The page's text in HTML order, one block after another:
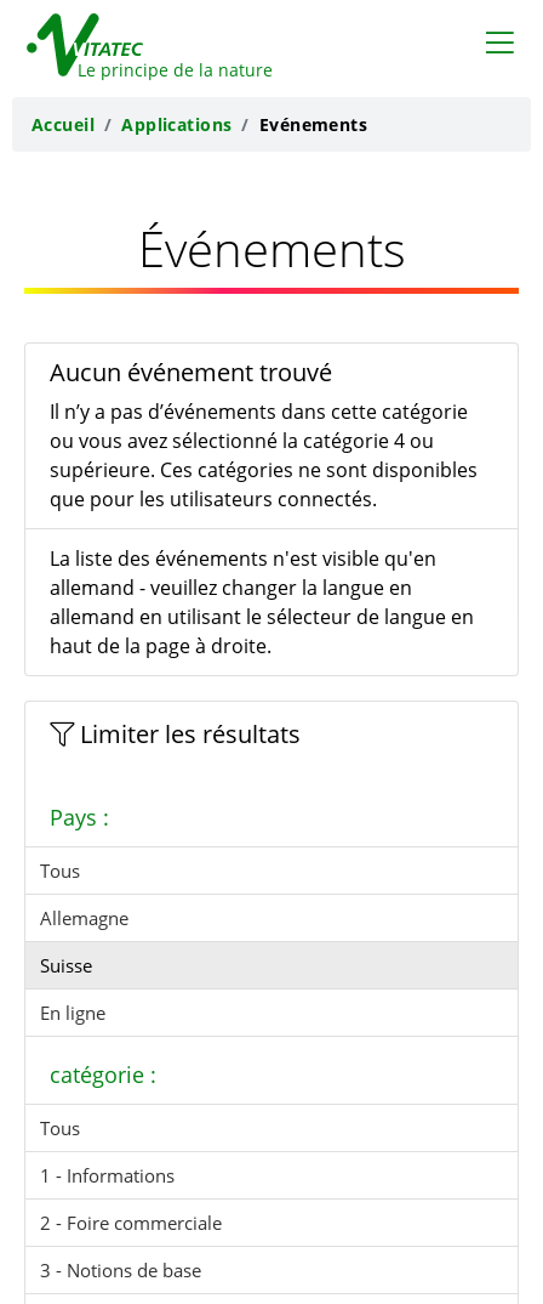
Le principe de la nature
Accueil Applications Evénements
Événements
Aucun événement trouvé
Il n’y a pas d’événements dans cette catégorie
ou vous avez sélectionné la catégorie 4 ou
supérieure. Ces catégories ne sont disponibles
que pour les utilisateurs connectés.
La liste des événements n'est visible qu'en
allemand - veuillez changer la langue en
allemand en utilisant le sélecteur de langue en
haut de la page à droite.
Limiter les résultats
Pays :
Tous
Allemagne
Suisse
En ligne
catégorie :
Tous
1 - Informations
2 - Foire commerciale
3 - Notions de base